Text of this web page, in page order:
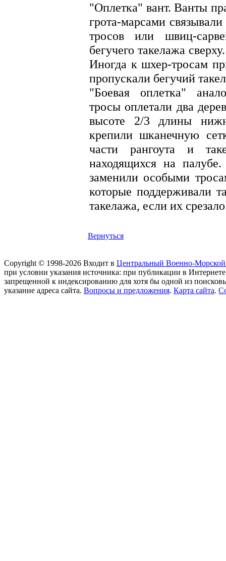
"Оплетка" вант. Ванты
грота-марсами
тросов или швиц-
бегучего такелажа
Иногда к шхер-тросам
пропускали бегучий
"Боевая оплетка"
тросы оплетали два
высоте 2/3 длины
крепили шканечную
части рангоута и
находящихся на
заменили особыми
которые поддерживали
такелажа, если их
Вернуться
Copyright © 1998-2026 Входит в Центральный Военно-
при условии указания источника: при публикации в
запрещенной к индексированию для хотя бы одной из
указание адреса сайта. Вопросы и предложения. Карта сайта.